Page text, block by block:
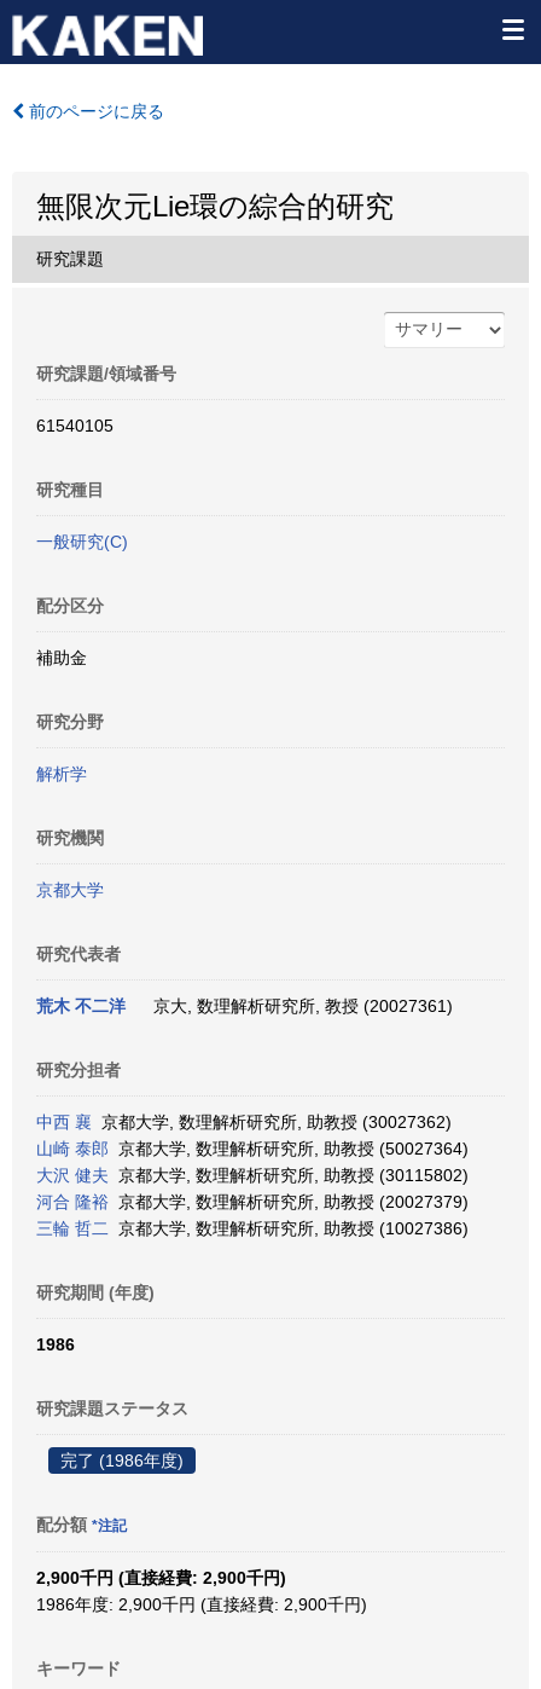
前のページに戻る
無限次元Lie環の綜合的研究
研究課題
研究課題/領域番号
61540105
研究種目
一般研究(C)
配分区分
補助金
研究分野
解析学
研究機関
京都大学
研究代表者
荒木 不二洋 京大, 数理解析研究所, 教授 (20027361)
研究分担者
中西 襄 京都大学, 数理解析研究所, 助教授 (30027362)
山崎 泰郎 京都大学, 数理解析研究所, 助教授 (50027364)
大沢 健夫 京都大学, 数理解析研究所, 助教授 (30115802)
河合 隆裕 京都大学, 数理解析研究所, 助教授 (20027379)
三輪 哲二
京都大学, 数理解析研究所, 助教授 (10027386)
研究期間 (年度)
1986
研究課題ステータス
完了 (1986年度)
配分額 *注記
2,900千円 (直接経費: 2,900千円)
1986年度: 2,900千円 (直接経費: 2,900千円)
キーワード